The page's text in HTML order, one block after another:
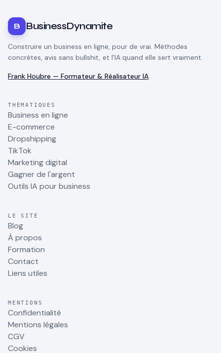
B BusinessDynamite
Construire un business en ligne, pour de vrai. Méthodes
concrètes, avis sans bullshit, et l'IA quand elle sert vraiment.
Frank Houbre — Formateur & Réalisateur IA
THÉMATIQUES
Business en ligne
E-commerce
Dropshipping
TikTok
Marketing digital
Gagner de l'argent
Outils IA pour business
LE SITE
Blog
À propos
Formation
Contact
Liens utiles
MENTIONS
Confidentialité
Mentions légales
CGV
Cookies